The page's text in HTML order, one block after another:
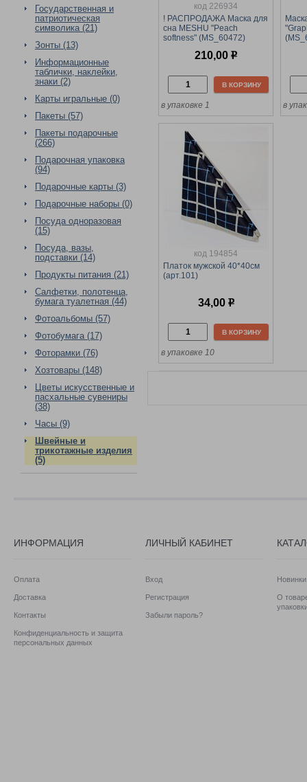
Государственная и
патриотическая
символика (21)
Зонты (13)
Информационные
таблички, наклейки,
знаки (2)
Карты игральные (0)
Пакеты (57)
Пакеты подарочные
(266)
Подарочная упаковка
(94)
Подарочные карты (3)
Подарочные наборы (0)
Посуда одноразовая
(15)
Посуда, вазы,
подставки (14)
Продукты питания (21)
Салфетки, полотенца,
бумага туалетная (44)
Фотоальбомы (57)
Фотобумага (17)
Фоторамки (76)
Хозтовары (148)
Цветы искусственные и
пасхальные сувениры
(38)
Часы (9)
Швейные и
трикотажные изделия
(5)
код 226934
! РАСПРОДАЖА Маска для
сна MESHU "Peach
softness" (MS_60472)
210,00 р
В КОРЗИНУ
в упаковке 1 в
код 194854
Платок мужской 40*40см
(арт.101)
34,00 р
В КОРЗИНУ
в упаковке 10
ИНФОРМАЦИЯ
Оплата
Доставка
Контакты
Конфиденциальность и защита
персональных данных
ЛИЧНЫЙ КАБИНЕТ
Вход
Регистрация
Забыли пароль?
Новинки
О